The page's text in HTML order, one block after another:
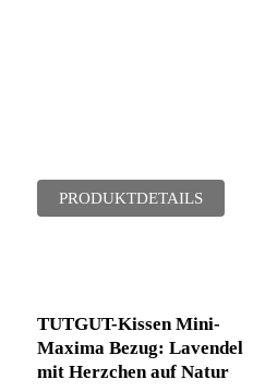
PRODUKTDETAILS
TUTGUT-Kissen Mini-
Maxima Bezug: Lavendel
mit Herzchen auf Natur